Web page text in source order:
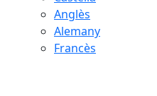
Anglès
Alemany
Francès